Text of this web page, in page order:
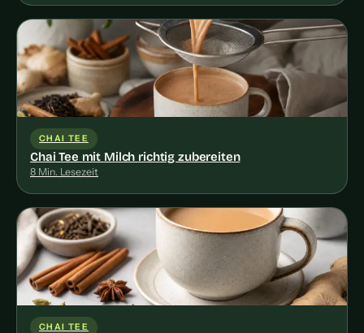
CHAI TEE
Chai Tee mit Milch richtig zubereiten
8 Min. Lesezeit
CHAI TEE